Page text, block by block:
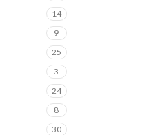
14
9
25
3
24
8
30